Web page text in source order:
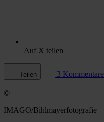
Auf X teilen
Teilen 3 Kommentare
©
IMAGO/Bihlmayerfotografie